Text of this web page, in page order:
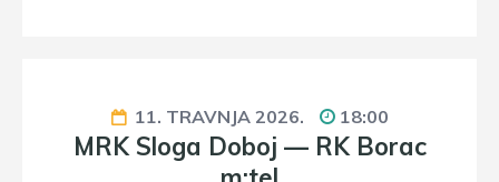
11. TRAVNJA 2026. 18:00
MRK Sloga Doboj — RK Borac